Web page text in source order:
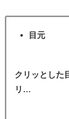
目元
クリッとした
リ…